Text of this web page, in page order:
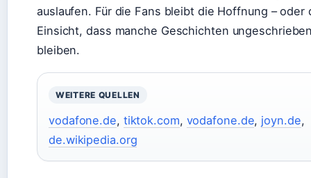
auslaufen. Für die Fans bleibt die Hoffnung – oder
Einsicht, dass manche Geschichten
bleiben.
WEITERE QUELLEN
vodafone.de, tiktok.com, vodafone.de, joyn.de,
de.wikipedia.org